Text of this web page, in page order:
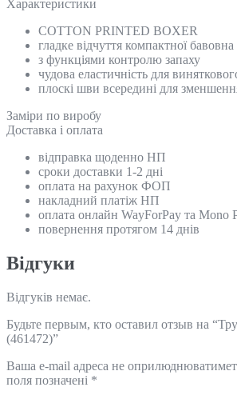
Характеристики
COTTON PRINTED BOXER
гладке відчуття компактної бавовна
з функціями контролю запаху
чудова еластичність для
плоскі шви всередині для
Замiри по виробу
Доставка і оплата
відправка щоденно НП
сроки доставки 1-2 дні
оплата на рахунок ФОП
накладний платіж НП
оплата онлайн WayForPay та Mono
повернення протягом 14 днів
Відгуки
Відгуків немає.
Будьте первым, кто оставил отзыв на
(461472)”
Ваша e-mail адреса не
поля позначені *